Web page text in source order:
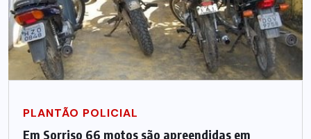
PLANTÃO POLICIAL
Em Sorriso 66 motos são apreendidas em